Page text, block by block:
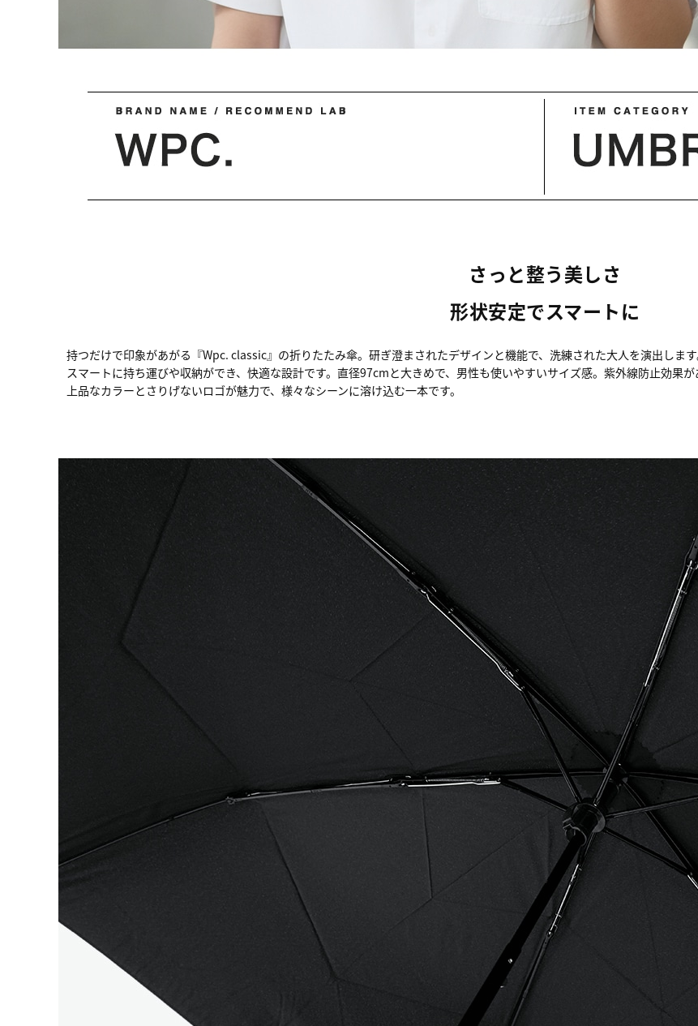
さっと整う美しさ
形状安定でスマートに
持つだけで印象があがる『Wpc. classic』の折りたたみ傘。研ぎ澄まされたデザインと機能で、洗練された大人を演出しま
スマートに持ち運びや収納ができ、快適な設計です。直径97cmと大きめで、男性も使いやすいサイズ感。紫外線防止効果
上品なカラーとさりげないロゴが魅力で、様々なシーンに溶け込む一本です。